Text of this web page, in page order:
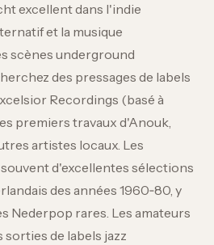
excellent dans l'indie
et la musique
scènes underground
des pressages de labels
Recordings (basé à
premiers travaux d'Anouk,
artistes locaux. Les
d'excellentes sélections
des années 1960‑80, y
Nederpop rares. Les amateurs
de labels jazz